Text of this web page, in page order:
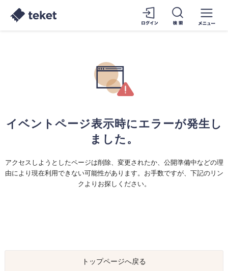
イベントページ表示時にエラーが発生し
ました。
アクセスしようとしたページは削除、変更されたか、公開準備中などの理
由により現在利用できない可能性があります。お手数ですが、下記のリン
クよりお探しください。
トップページへ戻る